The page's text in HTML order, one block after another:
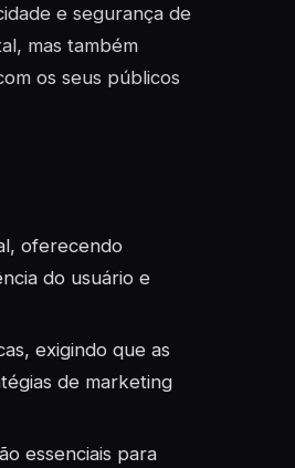
e segurança de
mas também
os seus públicos
oferecendo
do usuário e
exigindo que as
de marketing
essenciais para